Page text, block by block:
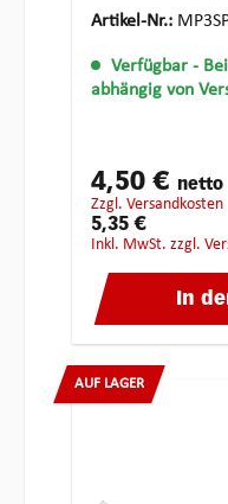
Artikel-Nr.:
Verfügbar -
abhängig von
4,50 € netto
zzgl. Versandkosten
5,35 €
inkl. MwSt. zzgl.
In
AUF LAGER